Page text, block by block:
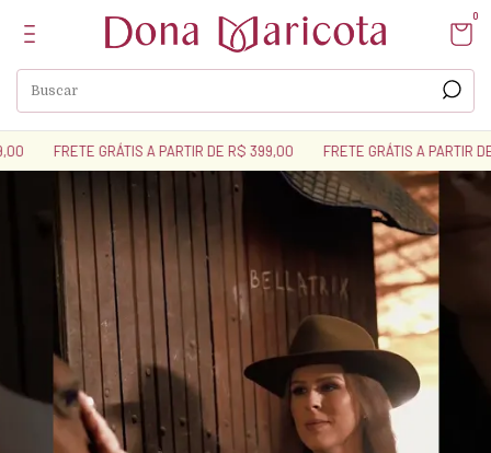
0
GRÁTIS A PARTIR DE R$ 399,00 FRETE GRÁTIS A PARTIR DE R$ 399,00